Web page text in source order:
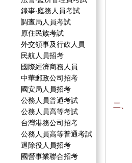
錄事‧庭務人員考試
調查局人員考試
原住民族考試
外交領事及行政人員
民航人員招考
國際經濟商務人員
中華郵政公司招考
國安局人員招考
公務人員普通考試
公務人員高等考試
台灣港務公司招考
公務人員高等普通考試
退除役人員招考
國營事業聯合招考
二、